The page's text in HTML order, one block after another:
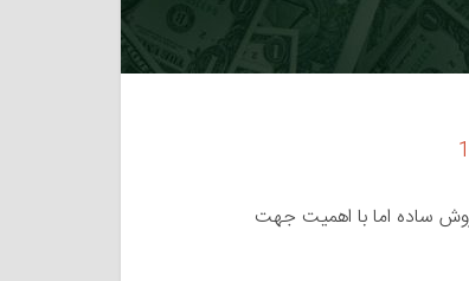
ساده اما با اهمیت جهت